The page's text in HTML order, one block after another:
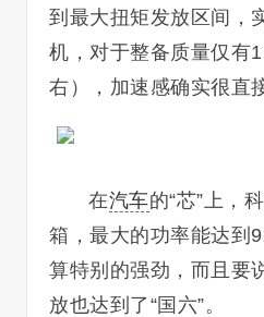
到最大扭矩发放区间，
机，对于整备质量仅有
右），加速感确实很直
在汽车的“芯”上，
箱，最大的功率能达到
算特别的强劲，而且要
放也达到了“国六”。